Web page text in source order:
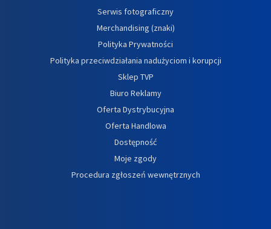
Serwis fotograficzny
Merchandising (znaki)
Polityka Prywatności
Polityka przeciwdziałania nadużyciom i korupcji
Sklep TVP
Biuro Reklamy
Oferta Dystrybucyjna
Oferta Handlowa
Dostępność
Moje zgody
Procedura zgłoszeń wewnętrznych